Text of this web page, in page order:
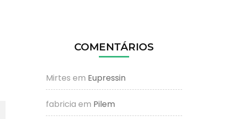
COMENTÁRIOS
Mirtes em Eupressin
fabricia em Pilem